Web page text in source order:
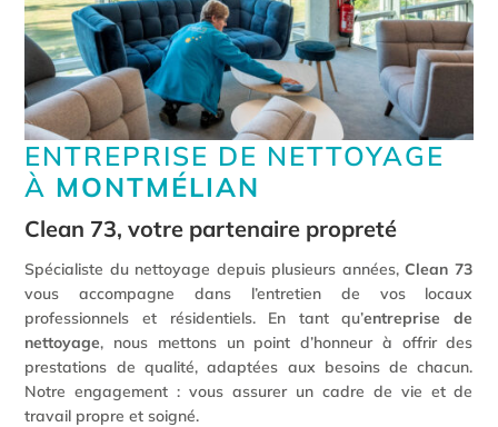
ENTREPRISE DE NETTOYAGE
À MONTMÉLIAN
Clean 73, votre partenaire propreté
Spécialiste du nettoyage depuis plusieurs années,Clean 73
vous accompagne dans l’entretien de vos locaux
professionnels et résidentiels. En tant qu’entreprise de
nettoyage, nous mettons un point d’honneur à offrir des
prestations de qualité, adaptées aux besoins de chacun.
Notre engagement : vous assurer un cadre de vie et de
travail propre et soigné.